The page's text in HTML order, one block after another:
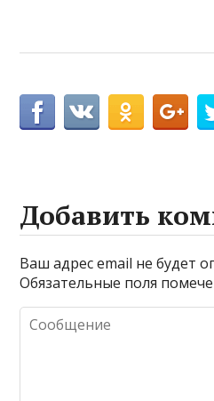
Добавить
Ваш адрес email не будет
Обязательные поля